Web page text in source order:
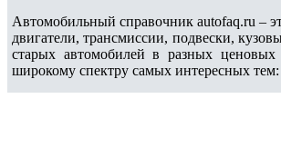
Автомобильный справочник autofaq.ru –
двигатели, трансмиссии, подвески,
старых автомобилей в разных
широкому спектру самых интересных